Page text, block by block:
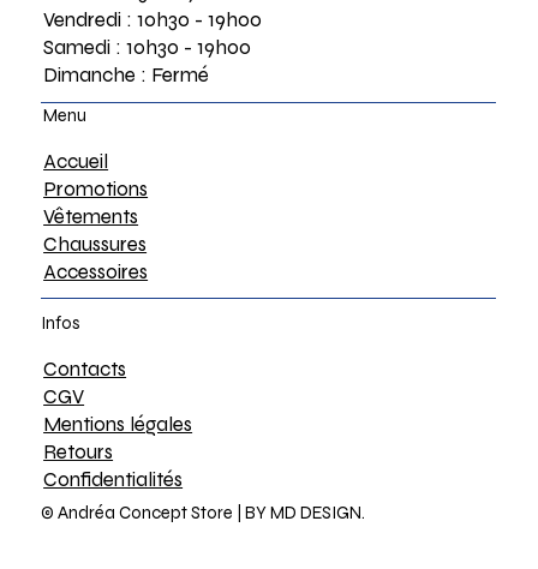
Vendredi : 10h30 - 19h00
Samedi : 10h30 - 19h00
Dimanche : Fermé
Menu
Accueil
Promotions
Vêtements
Chaussures
Accessoires
Infos
Contacts
CGV
Mentions légales
Retours
Confidentialités
© Andréa Concept Store |BY MD DESIGN.